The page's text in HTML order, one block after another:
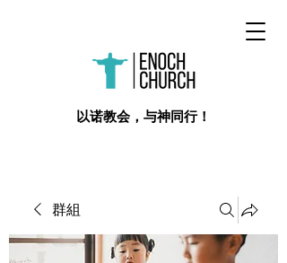
​以诺教会，与神同行！
群組